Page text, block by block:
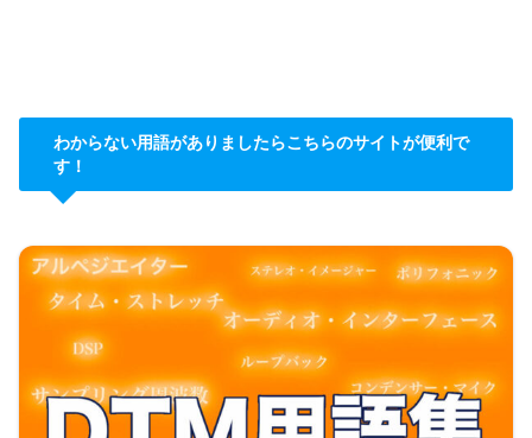
わからない用語がありましたらこちらのサイトが便利で
す！